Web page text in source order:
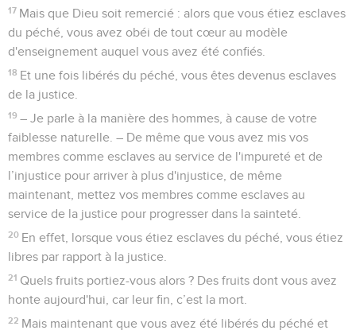
17 Mais que Dieu soit remercié : alors que vous étiez esclaves
du péché, vous avez obéi de tout cœur au modèle
d'enseignement auquel vous avez été confiés.
18 Et une fois libérés du péché, vous êtes devenus esclaves
de la justice.
19 – Je parle à la manière des hommes, à cause de votre
faiblesse naturelle. – De même que vous avez mis vos
membres comme esclaves au service de l'impureté et de
l’injustice pour arriver à plus d'injustice, de même
maintenant, mettez vos membres comme esclaves au
service de la justice pour progresser dans la sainteté.
20 En effet, lorsque vous étiez esclaves du péché, vous étiez
libres par rapport à la justice.
21 Quels fruits portiez-vous alors ? Des fruits dont vous avez
honte aujourd'hui, car leur fin, c’est la mort.
22 Mais maintenant que vous avez été libérés du péché et